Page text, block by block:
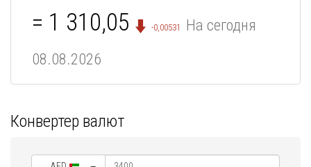
= 1 310,05
-0,00531
На сегодня
08.08.2026
Конвертер валют